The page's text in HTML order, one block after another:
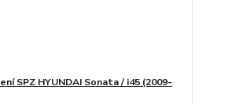
SPZ HYUNDAI Sonata / i45 (2009-